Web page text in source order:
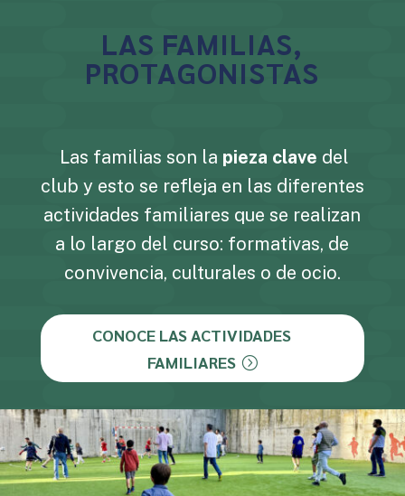
LAS FAMILIAS,
PROTAGONISTAS
Las familias son la pieza clave del
club y esto se refleja en las diferentes
actividades familiares que se realizan
a lo largo del curso: formativas, de
convivencia, culturales o de ocio.
CONOCE LAS ACTIVIDADES
FAMILIARES